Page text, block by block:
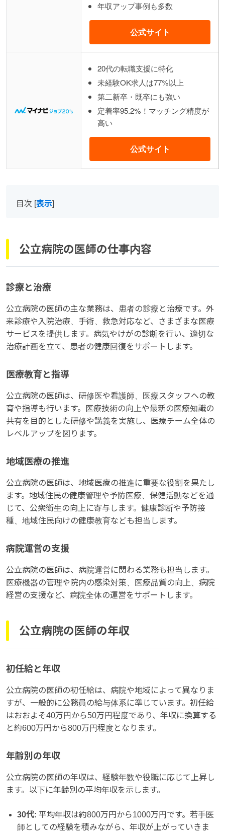
年収アップ事例も多数
公式サイト
20代の転職支援に特化
未経験OK求人は77%以上
第二新卒・既卒にも強い
定着率95.2%！マッチング精度が
高い
公式サイト
目次 [表示]
公立病院の医師の仕事内容
診療と治療
公立病院の医師の主な業務は、患者の診療と治療です。外
来診療や入院治療、手術、救急対応など、さまざまな医療
サービスを提供します。病気やけがの診断を行い、適切な
治療計画を立て、患者の健康回復をサポートします。
医療教育と指導
公立病院の医師は、研修医や看護師、医療スタッフへの教
育や指導も行います。医療技術の向上や最新の医療知識の
共有を目的とした研修や講義を実施し、医療チーム全体の
レベルアップを図ります。
地域医療の推進
公立病院の医師は、地域医療の推進に重要な役割を果たし
ます。地域住民の健康管理や予防医療、保健活動などを通
じて、公衆衛生の向上に寄与します。健康診断や予防接
種、地域住民向けの健康教育なども担当します。
病院運営の支援
公立病院の医師は、病院運営に関わる業務も担当します。
医療機器の管理や院内の感染対策、医療品質の向上、病院
経営の支援など、病院全体の運営をサポートします。
公立病院の医師の年収
初任給と年収
公立病院の医師の初任給は、病院や地域によって異なりま
すが、一般的に公務員の給与体系に準じています。初任給
はおおよそ40万円から50万円程度であり、年収に換算する
と約600万円から800万円程度となります。
年齢別の年収
公立病院の医師の年収は、経験年数や役職に応じて上昇し
ます。以下に年齢別の平均年収を示します。
30代: 平均年収は約800万円から1000万円です。若手医
師としての経験を積みながら、年収が上がっていきま